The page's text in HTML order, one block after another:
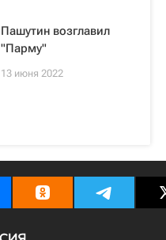
Пашутин возглавил
"Парму"
13 июня 2022